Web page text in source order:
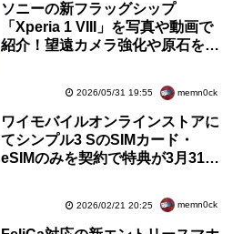
ソニーの新フラッグシップ
「Xperia 1 VIII」を写真や動画で
紹介！望遠カメラ強化や原石をモ
2026/05/31 19:55 memn0ck
ワイモバイルオンラインストアに
てシンプル3 SのSIMカード・
eSIMのみを契約で特典が3月31日
2026/02/21 20:25 memn0ck